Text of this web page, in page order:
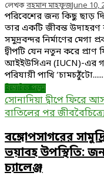
লেখকরহমান মাহফুজJune 10,
পরিবেশের জন্য কিছু ছাড়
তার একটি জীবন্ত উদাহরণ
সমুদ্রবন্দর নির্মাণের মেগা
দ্বীপটি যেন নতুন করে প্রাণ
আইইউসিএন (IUCN)-এর
পরিযায়ী পাখি ‘চামচঠুঁটো......
বিস্তারিত পড়ুন
সোনাদিয়া দ্বীপে ফিরে
বাতিলের পর
বঙ্গোপসাগরের
ভয়াবহ উপস্থিতি:
চ্যালেঞ্জ